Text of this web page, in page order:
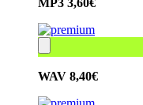
MP3 3,60€
WAV 8,40€